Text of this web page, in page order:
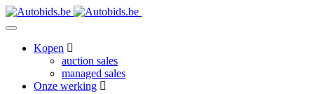
Kopen
auction sales
managed sales
Onze werking